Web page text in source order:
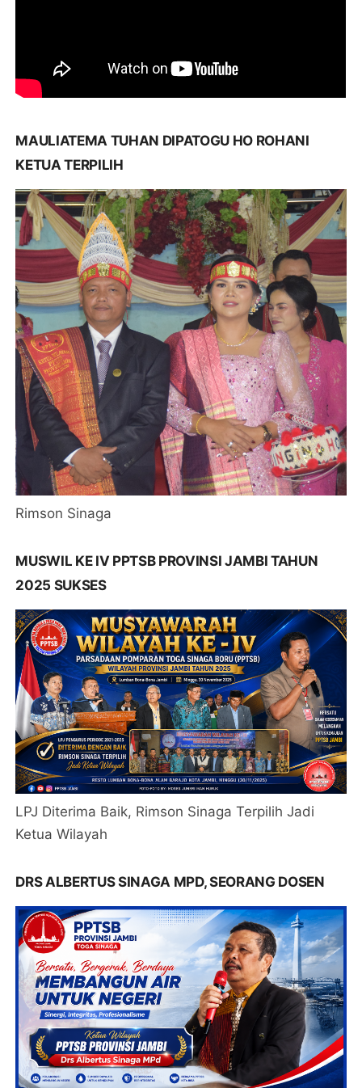
MAULIATEMA TUHAN DIPATOGU HO ROHANI
KETUA TERPILIH
Rimson Sinaga
MUSWIL KE IV PPTSB PROVINSI JAMBI TAHUN
2025 SUKSES
LPJ Diterima Baik, Rimson Sinaga Terpilih Jadi
Ketua Wilayah
DRS ALBERTUS SINAGA MPD, SEORANG DOSEN